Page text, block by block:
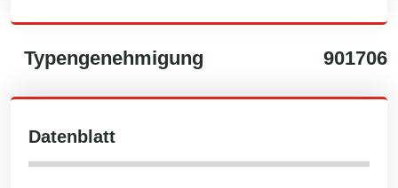
Typengenehmigung 901706
Datenblatt